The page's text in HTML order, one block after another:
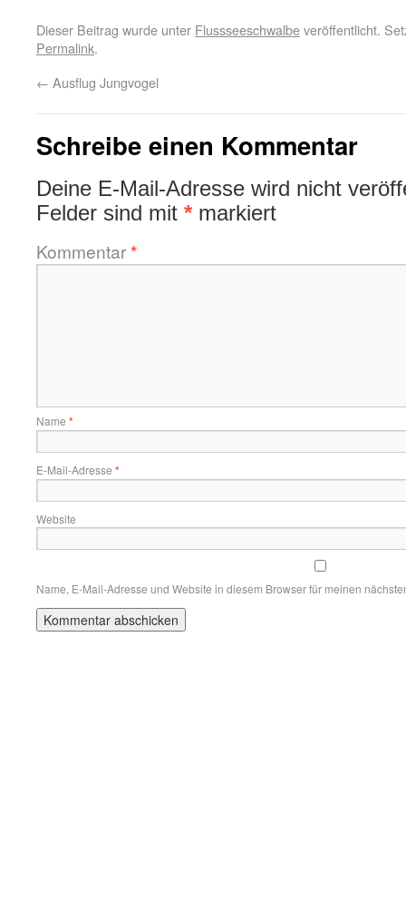
Dieser Beitrag wurde unter Flussseeschwalbeveröffentlicht.
Permalink.
← Ausflug Jungvogel
Schreibe einen Kommentar
Deine E-Mail-Adresse wird nicht
Felder sind mit * markiert
Kommentar*
Name *
E-Mail-Adresse *
Website
Name, E-Mail-Adresse und Website in diesem Browser für meinen